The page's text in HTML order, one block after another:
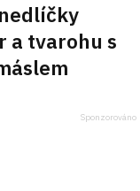
a tvarohu s